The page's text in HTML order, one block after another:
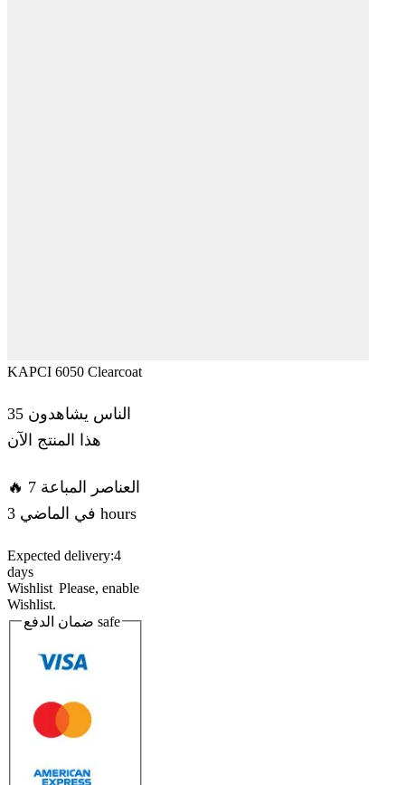
KAPCI 6050 Clearcoat
35 الناس يشاهدون
هذا المنتج الآن
🔥 7 العناصر المباعة
في الماضي 3 hours
Expected delivery:4
days
Wishlist Please, enable
Wishlist.
safe